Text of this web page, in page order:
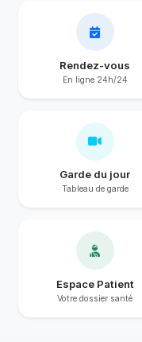
Rendez-vous
En ligne 24h/24
Garde du jour
Tableau de garde
Espace Patient
Votre dossier santé